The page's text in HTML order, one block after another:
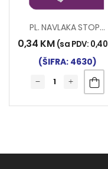
PL. NAVLAKA STOPICE Ž 3 ST. 3105
0,34 KM (sa PDV: 0,40
(ŠIFRA: 4630)